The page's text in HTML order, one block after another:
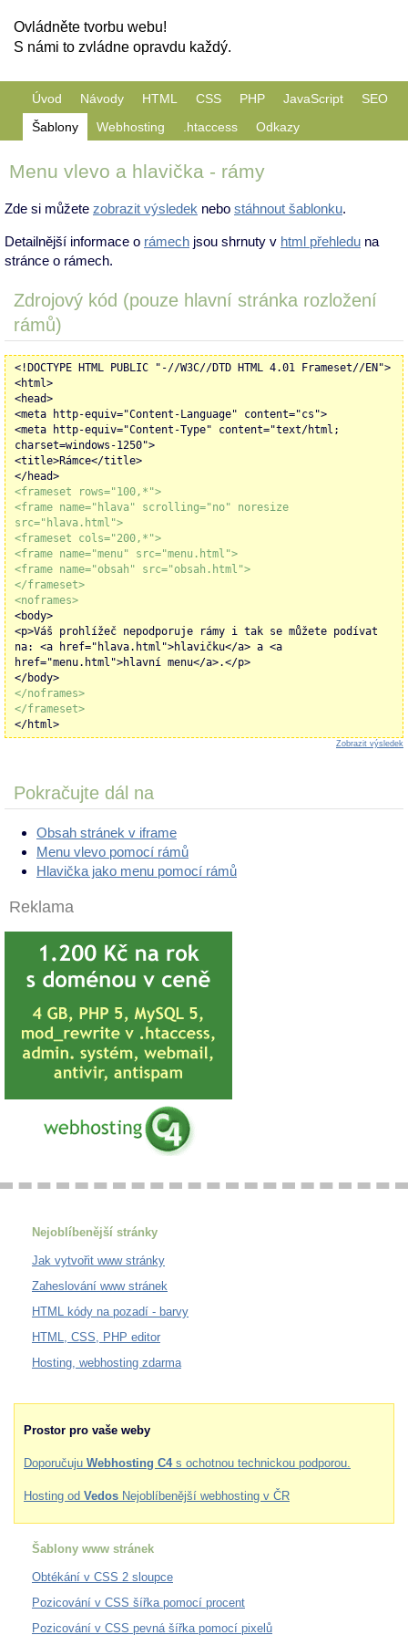
Ovládněte tvorbu webu!
S námi to zvládne opravdu každý.
Úvod Návody HTML CSS PHP JavaScript
SEO
Šablony
Webhosting .htaccess Odkazy
Menu vlevo a hlavička - rámy
Zde si můžete zobrazit výsledek nebo stáhnout šablonku.
Detailnější informace o rámech jsou shrnuty v html přehledu na
stránce o rámech.
Zdrojový kód (pouze hlavní stránka rozložení
rámů)
<!DOCTYPE HTML PUBLIC "-//W3C//DTD HTML 4.01 Frameset//EN">
<html>
<head>
<meta http-equiv="Content-Language" content="cs">
<meta http-equiv="Content-Type" content="text/html;
charset=windows-1250">
<title>Rámce</title>
</head>
<frameset rows="100,*">
<frame name="hlava" scrolling="no" noresize
src="hlava.html">
<frameset cols="200,*">
<frame name="menu" src="menu.html">
<frame name="obsah" src="obsah.html">
</frameset>
<noframes>
<body>
<p>Váš prohlížeč nepodporuje rámy i tak se můžete podívat
na: <a href="hlava.html">hlavičku</a> a <a
href="menu.html">hlavní menu</a>.</p>
</body>
</noframes>
</frameset>
</html>
Zobrazit výsledek
Pokračujte dál na
Obsah stránek v iframe
Menu vlevo pomocí rámů
Hlavička jako menu pomocí rámů
Reklama
Nejoblíbenější stránky
Jak vytvořit www stránky
Zaheslování www stránek
HTML kódy na pozadí - barvy
HTML, CSS, PHP editor
Hosting, webhosting zdarma
Prostor pro vaše weby
Doporučuju Webhosting C4s ochotnou technickou podporou.
Hosting od Vedos Nejoblíbenější webhosting v ČR
Šablony www stránek
Obtékání v CSS 2 sloupce
Pozicování v CSS šířka pomocí procent
Pozicování v CSS pevná šířka pomocí pixelů